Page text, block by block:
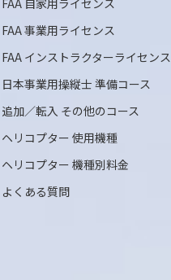
FAA 自家用ライセンス
FAA 事業用ライセンス
FAA インストラクターライセンス
日本事業用操縦士 準備コース
追加／転入 その他のコース
ヘリコプター 使用機種
ヘリコプター 機種別料金
よくある質問